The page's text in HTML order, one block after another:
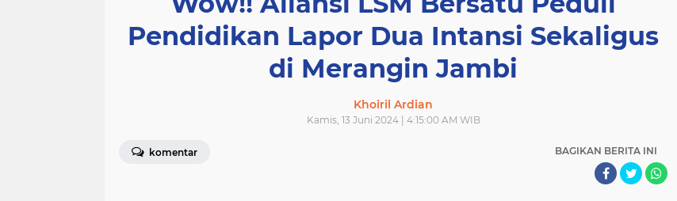
Pendidikan Lapor Dua Intansi Sekaligus
di Merangin Jambi
Khoiril Ardian
Kamis, 13 Juni 2024 | 4:15:00 AM WIB
komentar BAGIKAN BERITA INI